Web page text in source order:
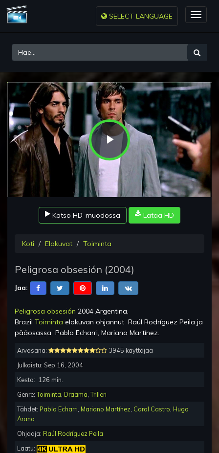
Toggle
SELECT LANGUAGE
Play
Video
Katso HD-muodossa Lataa HD
Koti Elokuvat Toiminta
Peligrosa obsesión (2004)
Jaa:
Peligrosa obsesión 2004 Argentina,
Brazil Toiminta elokuvan ohjannut Raúl Rodríguez Peila ja
pääosassa Pablo Echarri, Mariano Martínez.
Arvosana:
3945 käyttäjää
Julkaistu: Sep 16, 2004
Kesto: 126 min.
Genre:Toiminta Draama ,Trilleri
Tähdet: Pablo Echarri Mariano Martínez Carol Castro Hugo
Arana
Ohjaaja: Raúl Rodríguez Peila
Laatu: